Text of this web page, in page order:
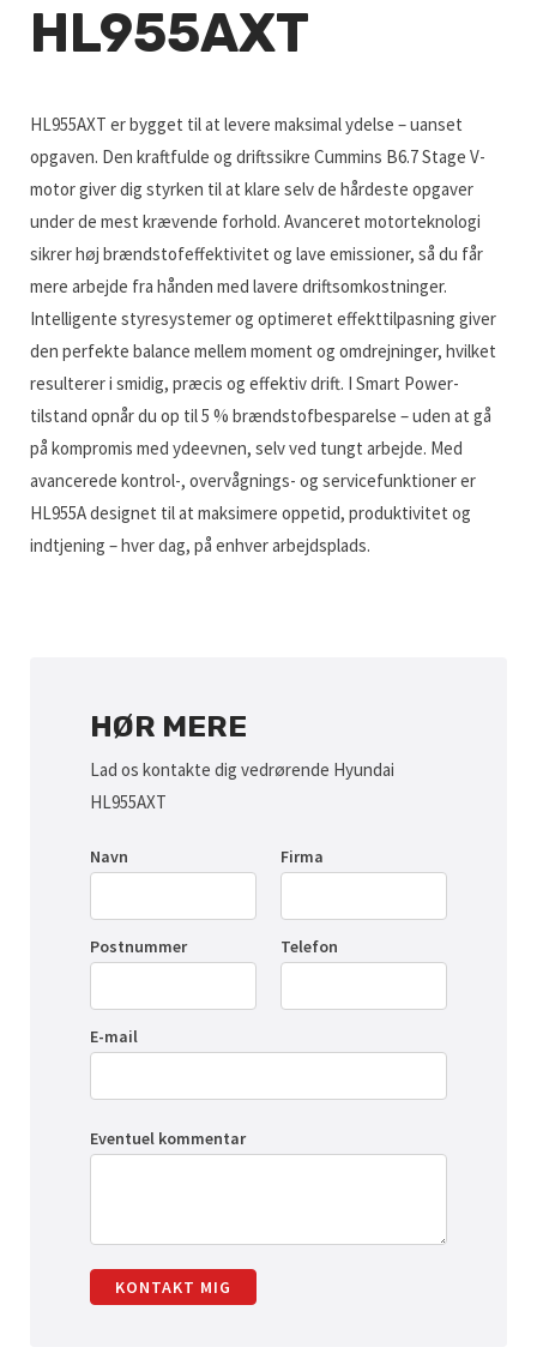
HL955AXT
HL955AXT er bygget til at levere maksimal ydelse – uanset
opgaven. Den kraftfulde og driftssikre Cummins B6.7 Stage V-
motor giver dig styrken til at klare selv de hårdeste opgaver
under de mest krævende forhold. Avanceret motorteknologi
sikrer høj brændstofeffektivitet og lave emissioner, så du får
mere arbejde fra hånden med lavere driftsomkostninger.
Intelligente styresystemer og optimeret effekttilpasning giver
den perfekte balance mellem moment og omdrejninger, hvilket
resulterer i smidig, præcis og effektiv drift. I Smart Power-
tilstand opnår du op til 5 % brændstofbesparelse – uden at gå
på kompromis med ydeevnen, selv ved tungt arbejde. Med
avancerede kontrol-, overvågnings- og servicefunktioner er
HL955A designet til at maksimere oppetid, produktivitet og
indtjening – hver dag, på enhver arbejdsplads.
HØR MERE
Lad os kontakte dig vedrørende Hyundai
HL955AXT
Navn Firma
Postnummer Telefon
E-mail
Eventuel kommentar
KONTAKT MIG